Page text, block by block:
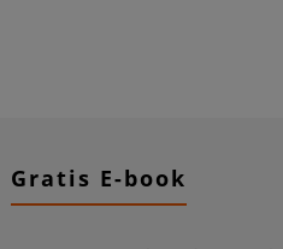
Gratis E-book